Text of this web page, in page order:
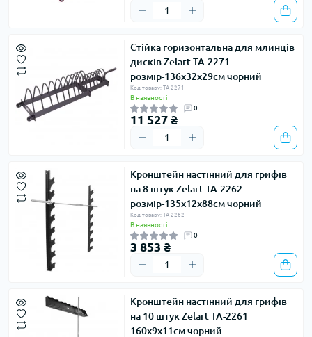
Стійка горизонтальна для млинців
дисків Zelart TA-2271
розмір-136х32х29см чорний
Код товару: TA-2271
В наявності
0
11 527 ₴
Кронштейн настінний для грифів
на 8 штук Zelart TA-2262
розмір-135x12x88см чорний
Код товару: TA-2262
В наявності
0
3 853 ₴
Кронштейн настінний для грифів
на 10 штук Zelart TA-2261
160x9x11cм чорний